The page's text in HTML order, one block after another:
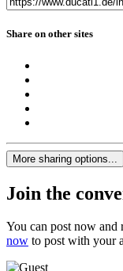
Share on other sites
More sharing options...
Join the
You can post now and
now to post with your